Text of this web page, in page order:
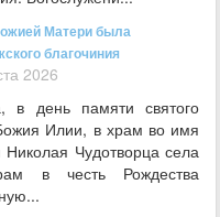
Матери была
благочиния
2026
в день памяти святого
Илии, в храм во имя
Николая Чудотворца села
в честь Рождества